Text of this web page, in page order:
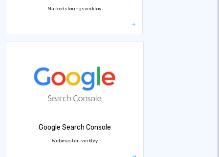
Markedsføringsverktøy
Google Search Console
Webmaster-verktøy